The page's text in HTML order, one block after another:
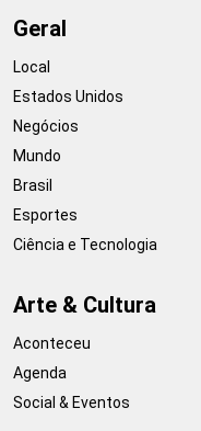
Geral
Local
Estados Unidos
Negócios
Mundo
Brasil
Esportes
Ciência e Tecnologia
Arte & Cultura
Aconteceu
Agenda
Social & Eventos